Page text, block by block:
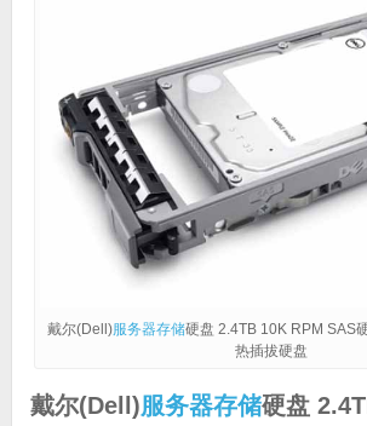
戴尔(Dell)服务器存储硬盘 2.4TB 10K RPM SAS
热插拔硬盘
戴尔(Dell)服务器存储硬盘